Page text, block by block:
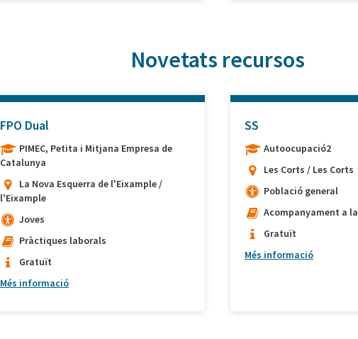
Novetats recursos
FPO Dual
PIMEC, Petita i Mitjana Empresa de
Catalunya
La Nova Esquerra de l'Eixample /
l'Eixample
Joves
Pràctiques laborals
Gratuït
Més informació
SS
Autoocupació2
Les Corts / Les Corts
Població general
Acompanyament a
Gratuït
Més informació